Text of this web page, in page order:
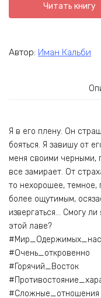
Читать книгу
Автор: Иман Кальби
Я в его плену. Он
бояться. Я завишу от
меня своими черными,
все замирает. От
то нехорошее, темное,
более ощутимым,
извергаться… Смогу
этой лаве?
#Очень_откровенно
#Горячий_Восток
#Сложные_отношения